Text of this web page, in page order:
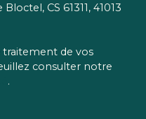
CS 61311, 41013
traitement de vos
consulter notre
.